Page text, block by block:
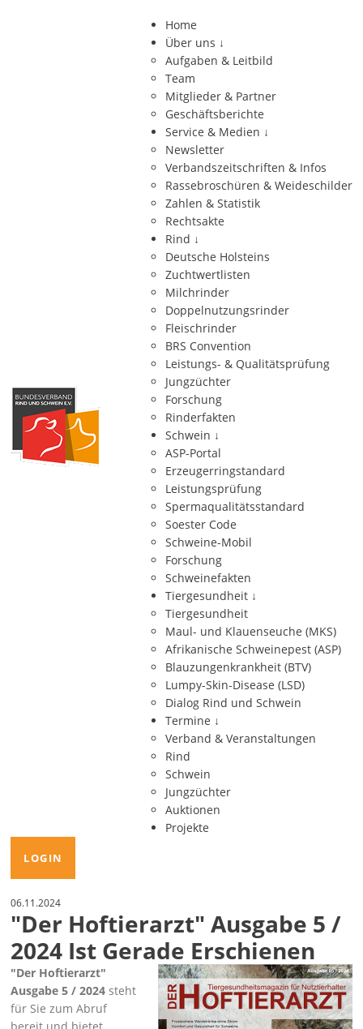
Home
Über uns ↓
Aufgaben & Leitbild
Team
Mitglieder & Partner
Geschäftsberichte
Service & Medien ↓
Newsletter
Verbandszeitschriften & Infos
Rassebroschüren & Weideschilder
Zahlen & Statistik
Rechtsakte
Rind ↓
Deutsche Holsteins
Zuchtwertlisten
Milchrinder
Doppelnutzungsrinder
Fleischrinder
BRS Convention
Leistungs- & Qualitätsprüfung
Jungzüchter
Forschung
Rinderfakten
Schwein ↓
ASP-Portal
Erzeugerringstandard
Leistungsprüfung
Spermaqualitätsstandard
Soester Code
Schweine-Mobil
Forschung
Schweinefakten
Tiergesundheit ↓
Tiergesundheit
Maul- und Klauenseuche (MKS)
Afrikanische Schweinepest (ASP)
Blauzungenkrankheit (BTV)
Lumpy-Skin-Disease (LSD)
Dialog Rind und Schwein
Termine ↓
Verband & Veranstaltungen
Rind
Schwein
Jungzüchter
Auktionen
Projekte
LOGIN
06.11.2024
"Der Hoftierarzt" Ausgabe 5 /
2024 Ist Gerade Erschienen
Der Hoftierarzt
Ausgabe 5 / 2024steht
für Sie zum Abruf